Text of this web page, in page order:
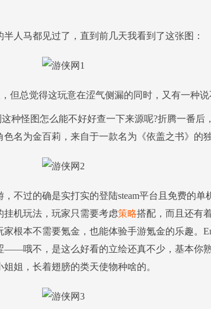
人马都见过了，直到前几天我看到了这张图：
但总觉得这玩意在涩气侧漏的同时，又有一种说
种怪图怎么能不好好查一下来源呢?折腾一番后
名为金百莉，来自于一款名为《依盖之书》的独
不过的确是实打实的登陆steam平台且免费的单
机玩法，玩家只需要考虑策略搭配，而且还有
根本不需要氪金，也能体验手游氪金的乐趣。
——哦不，是这么好看的立绘还真不少，基本你
姐，长着翅膀的类天使物种啥的。